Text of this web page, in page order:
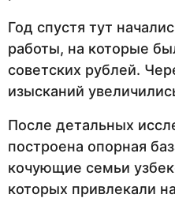
Год спустя тут
работы, на которые
советских рублей.
изысканий
После детальных
построена опорная
кочующие семьи
которых привлекали